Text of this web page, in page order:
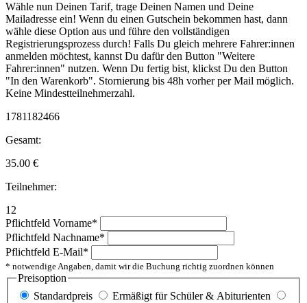
Wähle nun Deinen Tarif, trage Deinen Namen und Deine
Mailadresse ein! Wenn du einen Gutschein bekommen hast, dann
wähle diese Option aus und führe den vollständigen
Registrierungsprozess durch! Falls Du gleich mehrere Fahrer:innen
anmelden möchtest, kannst Du dafür den Button "Weitere
Fahrer:innen" nutzen. Wenn Du fertig bist, klickst Du den Button
"In den Warenkorb". Stornierung bis 48h vorher per Mail möglich.
Keine Mindestteilnehmerzahl.
1781182466
Gesamt:
35.00 €
Teilnehmer:
12
Pflichtfeld Vorname*
Pflichtfeld Nachname*
Pflichtfeld E-Mail*
* notwendige Angaben, damit wir die Buchung richtig zuordnen können
Preisoption
Standardpreis
Ermäßigt für Schüler & Abiturienten